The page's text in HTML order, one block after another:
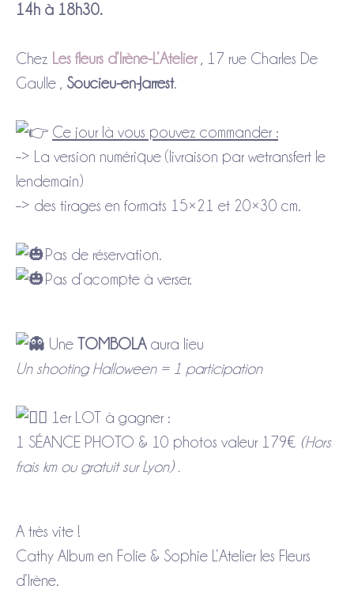
14h à 18h30.
Chez Les fleurs d’Irène-L’Atelier, 17 rue Charles De
Gaulle , Soucieu-en-Jarrest.
Ce jour là vous pouvez commander :
–> La version numérique (livraison par wetransfert le
lendemain)
–> des tirages en formats 15×21 et 20×30 cm.
Pas de réservation.
Pas d’acompte à verser.
Une TOMBOLAaura lieu
Un shooting Halloween = 1 participation
1er LOT à gagner :
1 SÉANCE PHOTO & 10 photos valeur 179€ (Hors
frais km ou gratuit sur Lyon) .
A très vite !
Cathy Album en Folie & Sophie L’Atelier les Fleurs
d’Irène.